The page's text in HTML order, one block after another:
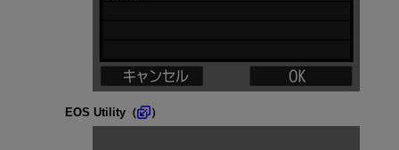
EOS Utility（ ）